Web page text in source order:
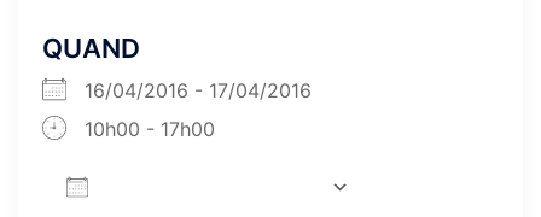
QUAND
16/04/2016 - 17/04/2016
10h00 - 17h00